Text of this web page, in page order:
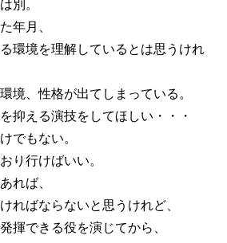
別。
年月、
環境を理解しているとは思うけれ
境、性格が出てしまっている。
抑える演技をしてほしい・・・
でもない。
り行けばいい。
れば、
ればならないと思うけれど、
揮できる役を演じてから、